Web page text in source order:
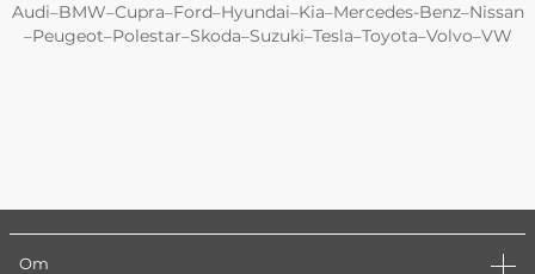
Audi–BMW–Cupra–Ford–Hyundai–Kia–Mercedes-Benz–Nissan
–Peugeot–Polestar–Skoda–Suzuki–Tesla–Toyota–Volvo–VW
Om